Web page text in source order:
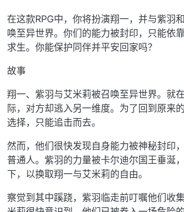
在这款RPG中，你将扮演翔一，并与紫羽
唤至异世界。你们的能力被封印，只能依
求生。你能保护同伴并平安回家吗？
故事
翔一、紫羽与艾米莉被召唤至异世界。就
际，对方却逃入另一维度。为了回到原来
选择，只能追击而去。
然而，他们很快发现自身能力被神秘封印
普通人。紫羽的力量被卡尔迪尔国王垂涎
下，以换取翔一与艾米莉的自由。
察觉到其中蹊跷，紫羽临走前叮嘱他们收